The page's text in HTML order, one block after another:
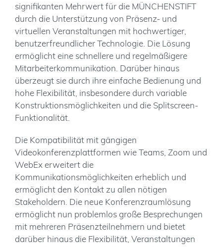
signifikanten Mehrwert für die MÜNCHENSTIFT
durch die Unterstützung von Präsenz- und
virtuellen Veranstaltungen mit hochwertiger,
benutzerfreundlicher Technologie. Die Lösung
ermöglicht eine schnellere und regelmäßigere
Mitarbeiterkommunikation. Darüber hinaus
überzeugt sie durch ihre einfache Bedienung und
hohe Flexibilität, insbesondere durch variable
Konstruktionsmöglichkeiten und die Splitscreen-
Funktionalität.
Die Kompatibilität mit gängigen
Videokonferenzplattformen wie Teams, Zoom und
WebEx erweitert die
Kommunikationsmöglichkeiten erheblich und
ermöglicht den Kontakt zu allen nötigen
Stakeholdern. Die neue Konferenzraumlösung
ermöglicht nun problemlos große Besprechungen
mit mehreren Präsenzteilnehmern und bietet
darüber hinaus die Flexibilität, Veranstaltungen